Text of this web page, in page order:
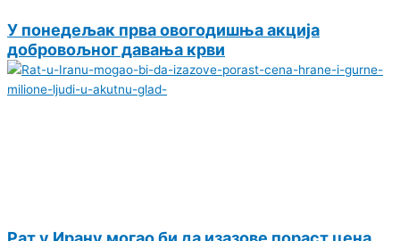
У понедељак прва овогодишња акција
добровољног давања крви